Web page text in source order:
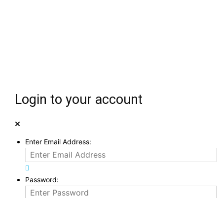
Login to your account
Enter Email Address:
Password: